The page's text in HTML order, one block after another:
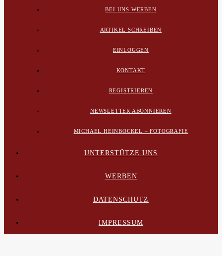
BEI UNS WERBEN
ARTIKEL SCHREIBEN
EINLOGGEN
KONTAKT
REGISTRIEREN
NEWSLETTER ABONNIEREN
MICHAEL HEINBOCKEL – FOTOGRAFIE
UNTERSTÜTZE UNS
WERBEN
DATENSCHUTZ
IMPRESSUM